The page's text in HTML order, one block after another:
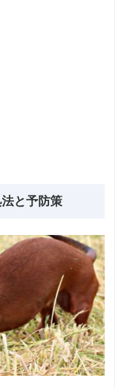
と予防策